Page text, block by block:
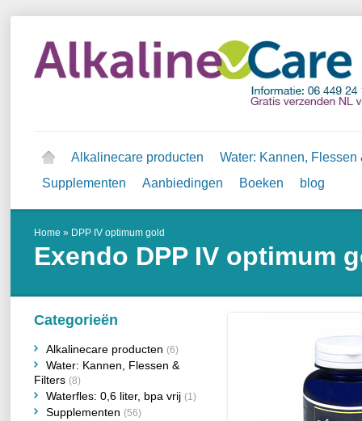
Alkalinecare producten
Water: Kannen, Flessen
Supplementen
Aanbiedingen Boeken blog
Home » DPP IV optimum gold
Exendo DPP IV optimum
Categorieën
Alkalinecare producten (6)
Water: Kannen, Flessen &
Filters (8)
Waterfles: 0,6 liter, bpa vrij (1)
Supplementen (56)